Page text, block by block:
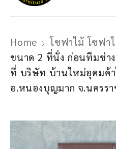
Home โซฟาไม้ โซฟา
ขนาด 2 ที่นั่ง ก่อนทีมช่า
ที่ บริษัท บ้านใหม่อุดมค้
อ.หนองบุญมาก จ.นครรา